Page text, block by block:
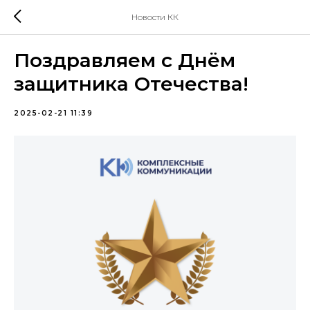
Новости КК
Поздравляем с Днём
защитника Отечества!
2025-02-21 11:39